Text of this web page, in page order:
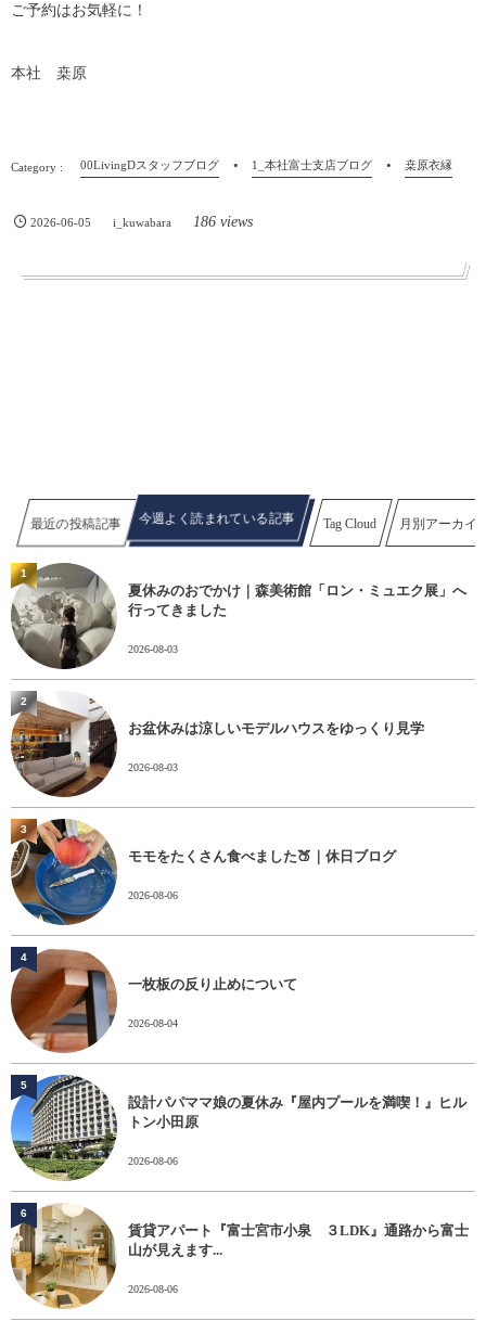
ご予約はお気軽に！
本社 桒原
00LivingDスタッフブログ 1_本社富士支店ブログ 桒原衣縁
2026-06-05 i_kuwabara 186 views
最近の投稿記事 今週よく読まれている記事 Tag Cloud 月別アーカイ
夏休みのおでかけ｜森美術館「ロン・ミュエク展」へ
行ってきました
2026-08-03
1
お盆休みは涼しいモデルハウスをゆっくり見学
2026-08-03
2
モモをたくさん食べました🍑｜休日ブログ
2026-08-06
3
一枚板の反り止めについて
2026-08-04
4
設計パパママ娘の夏休み『屋内プールを満喫！』ヒル
トン小田原
2026-08-06
5
賃貸アパート『富士宮市小泉 ３LDK』通路から富士
山が見えます...
2026-08-06
6